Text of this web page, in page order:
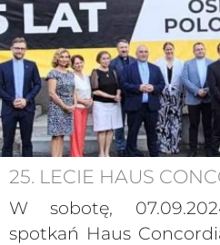
25. LECIE HAUS
W sobotę,
spotkań Haus